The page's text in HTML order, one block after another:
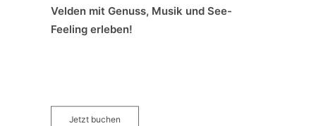
Velden mit Genuss, Musik und See-
Feeling erleben!
Jetzt buchen